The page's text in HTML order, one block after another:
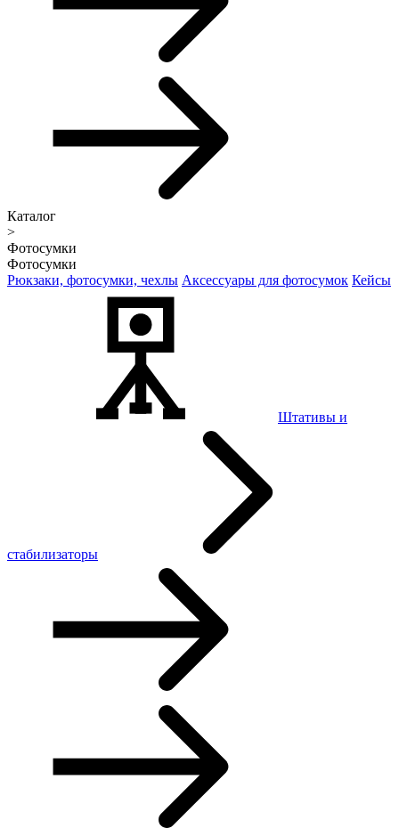
Каталог
>
Фотосумки
Фотосумки
Рюкзаки, фотосумки, чехлы Аксессуары для фотосумок Кейсы
Штативы и
стабилизаторы